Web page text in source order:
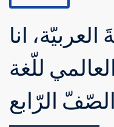
العربيّة، أنا
للّغة
الرّابع